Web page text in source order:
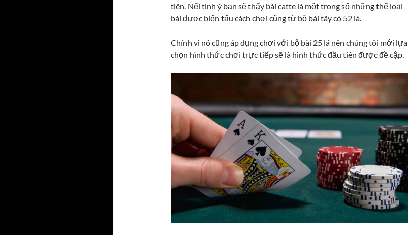
tiên. Nếi tinh ý bạn sẽ thấy bài catte là một trong số những thể loại
bài được biến tấu cách chơi cũng từ bộ bài tây có 52 lá.
Chính vì nó cũng áp dụng chơi với bộ bài 25 lá nên chúng tôi mới lựa
chọn hình thức chơi trực tiếp sẽ là hình thức đầu tiên được đề cập.